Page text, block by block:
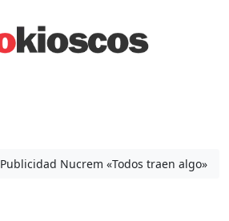
Publicidad Nucrem «Todos traen algo»